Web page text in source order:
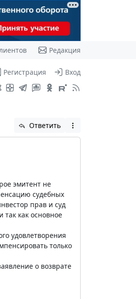
Редакция
Регистрация Вход
Ответить
эмитент не
судебных
прав и суд
так как основное
удовлетворения
только
о возврате